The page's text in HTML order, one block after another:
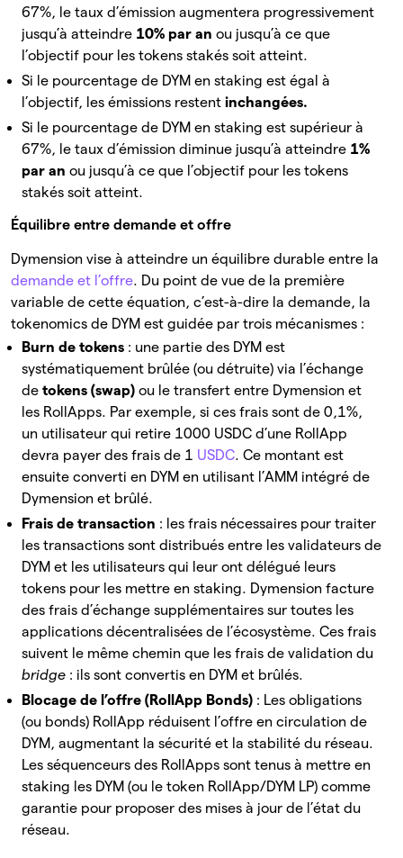
67%, le taux d’émission augmentera progressivement
jusqu’à atteindre 10% par an ou jusqu’à ce que
l’objectif pour les tokens stakés soit atteint.
Si le pourcentage de DYM en staking est égal à
l’objectif, les émissions restent inchangées.
Si le pourcentage de DYM en staking est supérieur à
67%, le taux d’émission diminue jusqu’à atteindre 1%
par an ou jusqu’à ce que l’objectif pour les tokens
stakés soit atteint.
Équilibre entre demande et offre
Dymension vise à atteindre un équilibre durable entre la
demande et l’offre. Du point de vue de la première
variable de cette équation, c’est-à-dire la demande, la
tokenomics de DYM est guidée par trois mécanismes :
Burn de tokens : une partie des DYM est
systématiquement brûlée (ou détruite) via l’échange
de tokens (swap) ou le transfert entre Dymension et
les RollApps. Par exemple, si ces frais sont de 0,1%,
un utilisateur qui retire 1000 USDC d’une RollApp
devra payer des frais de 1 USDC. Ce montant est
ensuite converti en DYM en utilisant l’AMM intégré de
Dymension et brûlé.
Frais de transaction : les frais nécessaires pour traiter
les transactions sont distribués entre les validateurs de
DYM et les utilisateurs qui leur ont délégué leurs
tokens pour les mettre en staking. Dymension facture
des frais d’échange supplémentaires sur toutes les
applications décentralisées de l’écosystème. Ces frais
suivent le même chemin que les frais de validation du
bridge : ils sont convertis en DYM et brûlés.
Blocage de l’offre (RollApp Bonds) : Les obligations
(ou bonds) RollApp réduisent l’offre en circulation de
DYM, augmentant la sécurité et la stabilité du réseau.
Les séquenceurs des RollApps sont tenus à mettre en
staking les DYM (ou le token RollApp/DYM LP) comme
garantie pour proposer des mises à jour de l’état du
réseau.